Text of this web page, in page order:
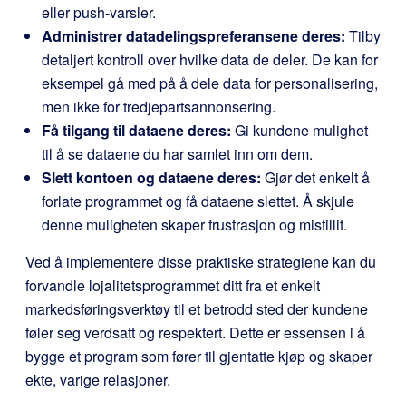
eller push-varsler.
Administrer datadelingspreferansene deres: Tilby
detaljert kontroll over hvilke data de deler. De kan for
eksempel gå med på å dele data for personalisering,
men ikke for tredjepartsannonsering.
Få tilgang til dataene deres: Gi kundene mulighet
til å se dataene du har samlet inn om dem.
Slett kontoen og dataene deres: Gjør det enkelt å
forlate programmet og få dataene slettet. Å skjule
denne muligheten skaper frustrasjon og mistillit.
Ved å implementere disse praktiske strategiene kan du
forvandle lojalitetsprogrammet ditt fra et enkelt
markedsføringsverktøy til et betrodd sted der kundene
føler seg verdsatt og respektert. Dette er essensen i å
bygge et program som fører til gjentatte kjøp og skaper
ekte, varige relasjoner.